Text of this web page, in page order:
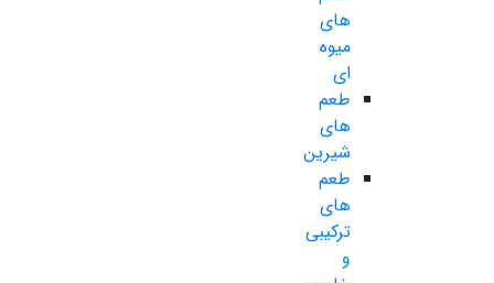
های
میوه
ای
طعم
های
شیرین
طعم
های
ترکیبی
و